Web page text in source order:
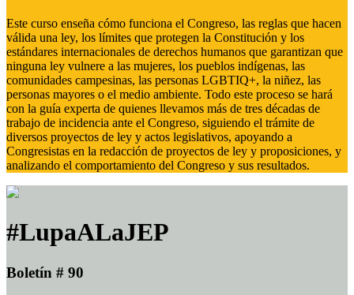
Este curso enseña cómo funciona el Congreso, las reglas que hacen
válida una ley, los límites que protegen la Constitución y los
estándares internacionales de derechos humanos que garantizan que
ninguna ley vulnere a las mujeres, los pueblos indígenas, las
comunidades campesinas, las personas LGBTIQ+, la niñez, las
personas mayores o el medio ambiente. Todo este proceso se hará
con la guía experta de quienes llevamos más de tres décadas de
trabajo de incidencia ante el Congreso, siguiendo el trámite de
diversos proyectos de ley y actos legislativos, apoyando a
Congresistas en la redacción de proyectos de ley y proposiciones, y
analizando el comportamiento del Congreso y sus resultados.
#LupaALaJEP
Boletín # 90